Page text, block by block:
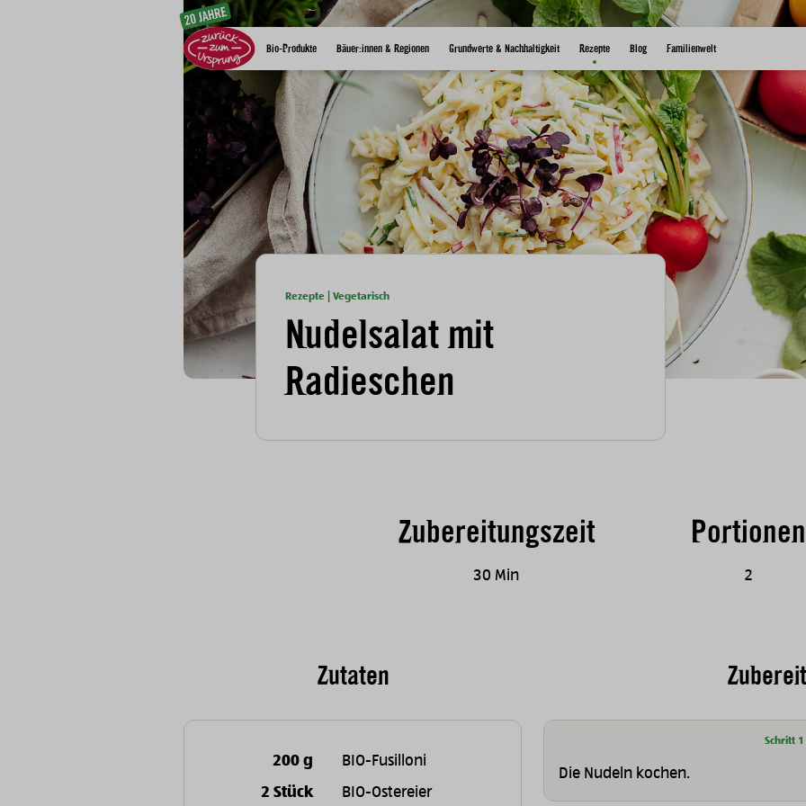
Bio-Produkte Bäuer:innen & Regionen Grundwerte & Nachhaltigkeit Rezepte Blog Familienwelt
Rezepte | Vegetarisch
Nudelsalat mit
Radieschen
Zubereitungszeit
30 Min
Portionen
2
Zutaten
200 g
BIO-Fusilloni
2 Stück
BIO-Ostereier
Schritt 1
Die Nudeln kochen.